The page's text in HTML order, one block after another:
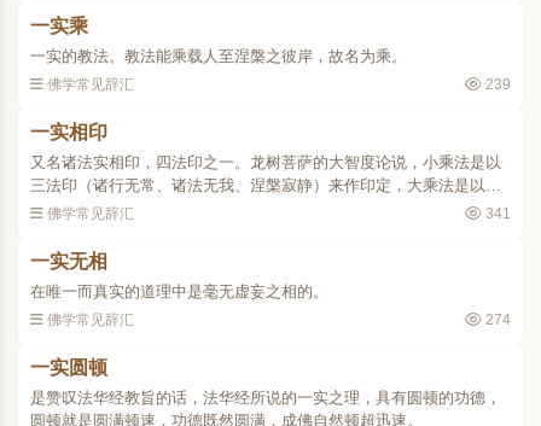
一实乘
一实的教法。教法能乘载人至涅槃之彼岸，故名为乘。
佛学常见辞汇 239
一实相印
又名诸法实相印，四法印之一。龙树菩萨的大智度论说，小乘法是以
三法印（诸行无常、诸法无我、涅槃寂静）来作印定，大乘法是以一
实相印来作印定。其实，一实相印概括了三法印，三法印也能贯通一
佛学常见辞汇 341
一实无相
在唯一而真实的道理中是毫无虚妄之相的。
佛学常见辞汇 274
一实圆顿
是赞叹法华经教旨的话，法华经所说的一实之理，具有圆顿的功德，
圆顿就是圆满顿速，功德既然圆满，成佛自然顿超迅速。